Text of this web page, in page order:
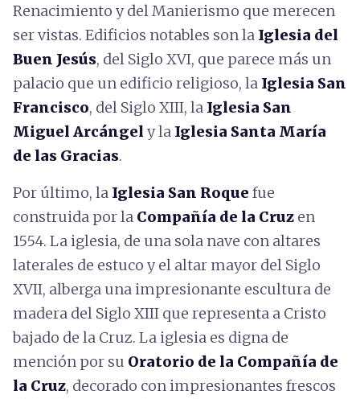
Renacimiento y del Manierismo que merecen
ser vistas. Edificios notables son la Iglesia del
Buen Jesús, del Siglo XVI, que parece más un
palacio que un edificio religioso, la Iglesia San
Francisco, del Siglo XIII, la Iglesia San
Miguel Arcángel y la Iglesia Santa María
de las Gracias.
Por último, la Iglesia San Roque fue
construida por la Compañía de la Cruz en
1554. La iglesia, de una sola nave con altares
laterales de estuco y el altar mayor del Siglo
XVII, alberga una impresionante escultura de
madera del Siglo XIII que representa a Cristo
bajado de la Cruz. La iglesia es digna de
mención por su Oratorio de la Compañía de
la Cruz, decorado con impresionantes frescos